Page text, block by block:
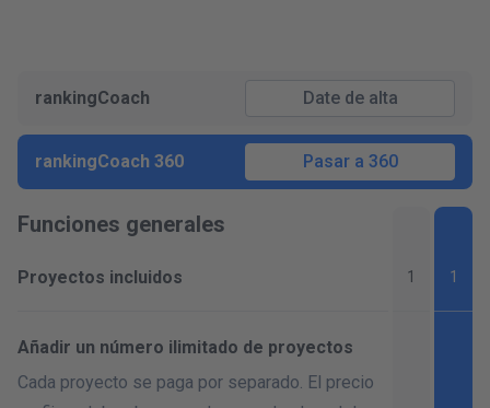
rankingCoach Date de alta
rankingCoach 360 Pasar a 360
Funciones generales
Proyectos incluidos 1 1
Añadir un número ilimitado de proyectos
Cada proyecto se paga por separado. El precio